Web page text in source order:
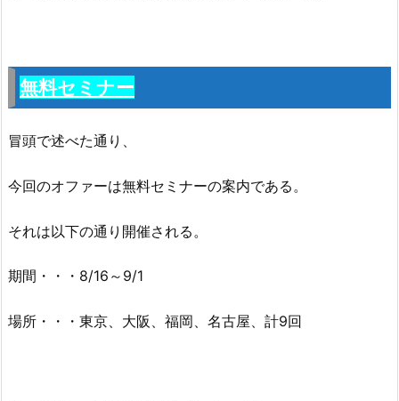
無料セミナー
冒頭で述べた通り、
今回のオファーは無料セミナーの案内である。
それは以下の通り開催される。
期間・・・8/16～9/1
場所・・・東京、大阪、福岡、名古屋、計9回